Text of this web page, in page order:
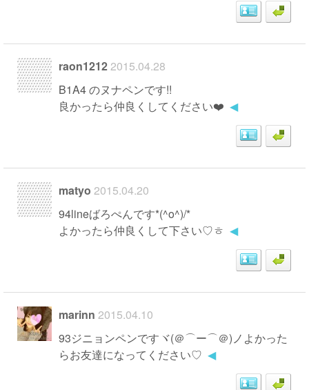
raon12122015.04.28
B1A4 のヌナペンです!!
良かったら仲良くしてください❤️ ◀
matyo 2015.04.20
94lineばろぺんです*(^o^)/*
よかったら仲良くして下さい♡ㅎ ◀
marinn 2015.04.10
93ジニョンペンですヾ(＠⌒ー⌒＠)ノよかった
らお友達になってください♡ ◀